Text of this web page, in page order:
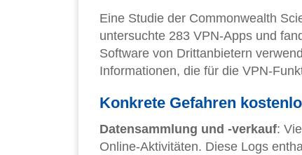
Eine Studie der Commonwealth
untersuchte 283 VPN-Apps und
Software von Drittanbietern
Informationen, die für die VPN-
Konkrete Gefahren
Datensammlung und -verkauf:
Online-Aktivitäten. Diese Logs